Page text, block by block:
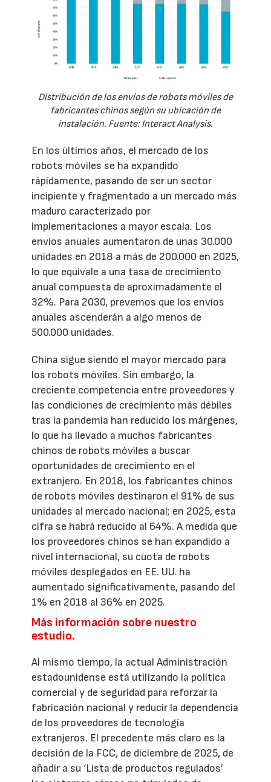
Distribución de los envíos de robots móviles de
fabricantes chinos según su ubicación de
instalación. Fuente: Interact Analysis.
En los últimos años, el mercado de los
robots móviles se ha expandido
rápidamente, pasando de ser un sector
incipiente y fragmentado a un mercado más
maduro caracterizado por
implementaciones a mayor escala. Los
envíos anuales aumentaron de unas 30.000
unidades en 2018 a más de 200.000 en 2025,
lo que equivale a una tasa de crecimiento
anual compuesta de aproximadamente el
32%. Para 2030, prevemos que los envíos
anuales ascenderán a algo menos de
500.000 unidades.
China sigue siendo el mayor mercado para
los robots móviles. Sin embargo, la
creciente competencia entre proveedores y
las condiciones de crecimiento más débiles
tras la pandemia han reducido los márgenes,
lo que ha llevado a muchos fabricantes
chinos de robots móviles a buscar
oportunidades de crecimiento en el
extranjero. En 2018, los fabricantes chinos
de robots móviles destinaron el 91% de sus
unidades al mercado nacional; en 2025, esta
cifra se habrá reducido al 64%. A medida que
los proveedores chinos se han expandido a
nivel internacional, su cuota de robots
móviles desplegados en EE. UU. ha
aumentado significativamente, pasando del
1% en 2018 al 36% en 2025.
Más información sobre nuestro
estudio.
Al mismo tiempo, la actual Administración
estadounidense está utilizando la política
comercial y de seguridad para reforzar la
fabricación nacional y reducir la dependencia
de los proveedores de tecnología
extranjeros. El precedente más claro es la
decisión de la FCC, de diciembre de 2025, de
añadir a su ‘Lista de productos regulados’